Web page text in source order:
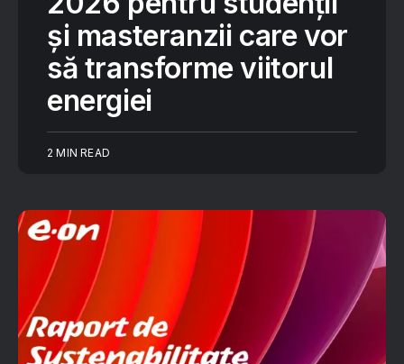
și masteranzii care vor
să transforme viitorul
energiei
2 MIN READ